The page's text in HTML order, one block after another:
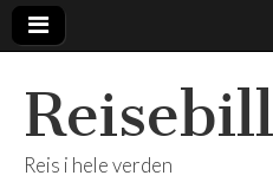
Reis i hele verden